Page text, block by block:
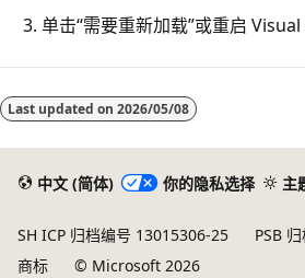
单击“需要重新加载”或重启 Visual
Last updated on 2026/05/08
中文 (简体) 你的隐私选择 主
SH ICP 归档编号 13015306-25
PSB
商标
© Microsoft 2026